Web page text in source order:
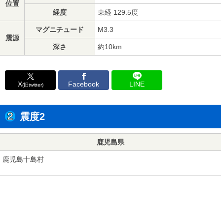
位置
経度 東経 129.5度
震源
マグニチュード M3.3
深さ 約10km
X(旧twitter) Facebook LINE
震度2
鹿児島県
鹿児島十島村